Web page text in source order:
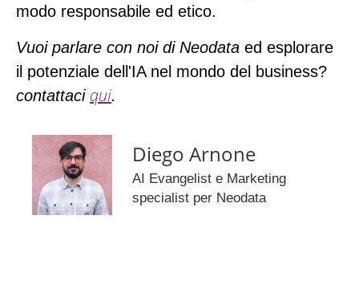
modo responsabile ed etico.
Vuoi parlare con noi di Neodata ed esplorare
il potenziale dell'IA nel mondo del business?
contattaci qui.
Diego Arnone
AI Evangelist e Marketing
specialist per Neodata